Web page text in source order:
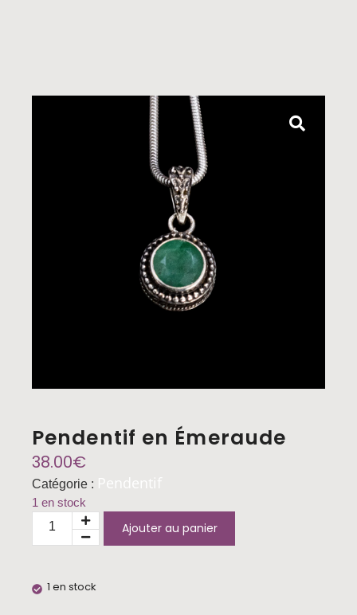
Pendentif en Émeraude
38.00€
Catégorie : Pendentif
1 en stock
Ajouter au panier
1 en stock